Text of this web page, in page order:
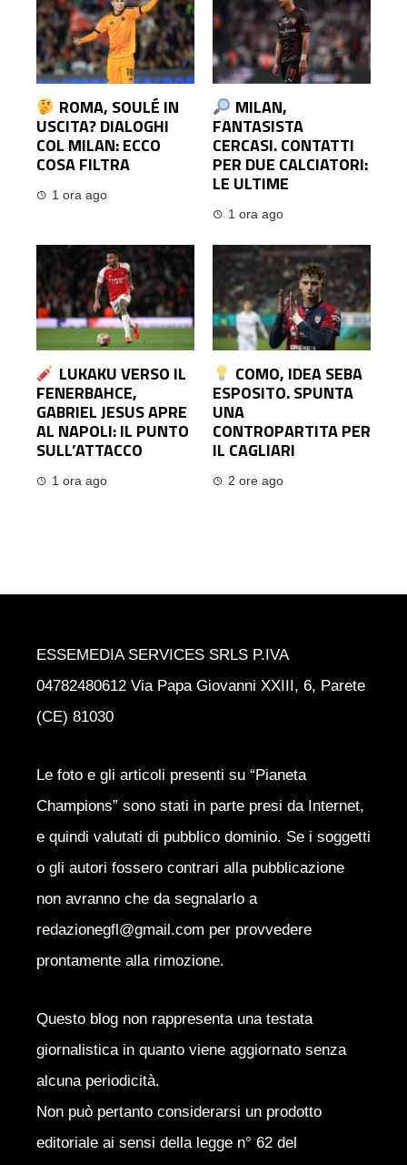
ROMA, SOULÉ IN
USCITA? DIALOGHI
COL MILAN: ECCO
COSA FILTRA
1 ora ago
MILAN,
FANTASISTA
CERCASI. CONTATTI
PER DUE CALCIATORI:
LE ULTIME
1 ora ago
LUKAKU VERSO IL
FENERBAHCE,
GABRIEL JESUS APRE
AL NAPOLI: IL PUNTO
SULL’ATTACCO
1 ora ago
COMO, IDEA SEBA
ESPOSITO. SPUNTA
UNA
CONTROPARTITA PER
IL CAGLIARI
2 ore ago
ESSEMEDIA SERVICES SRLS P.IVA
04782480612 Via Papa Giovanni XXIII, 6, Parete
(CE) 81030
Le foto e gli articoli presenti su “Pianeta
Champions” sono stati in parte presi da Internet,
e quindi valutati di pubblico dominio. Se i soggetti
o gli autori fossero contrari alla pubblicazione
non avranno che da segnalarlo a
redazionegfl@gmail.com per provvedere
prontamente alla rimozione.
Questo blog non rappresenta una testata
giornalistica in quanto viene aggiornato senza
alcuna periodicità.
Non può pertanto considerarsi un prodotto
editoriale ai sensi della legge n° 62 del